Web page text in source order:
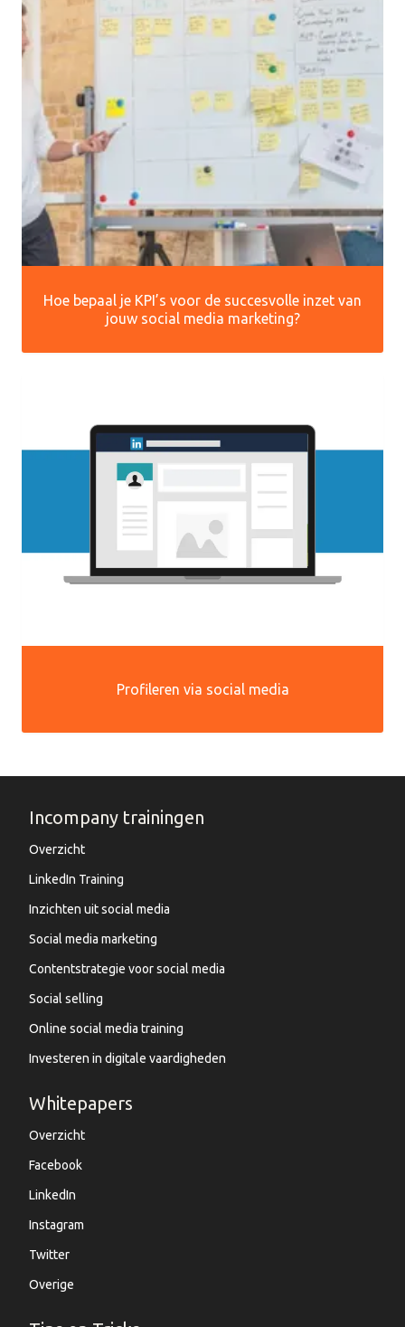
Hoe bepaal je KPI’s voor de succesvolle inzet van
jouw social media marketing?
Profileren via social media
Incompany trainingen
Overzicht
LinkedIn Training
Inzichten uit social media
Social media marketing
Contentstrategie voor social media
Social selling
Online social media training
Investeren in digitale vaardigheden
Whitepapers
Overzicht
Facebook
LinkedIn
Instagram
Twitter
Overige